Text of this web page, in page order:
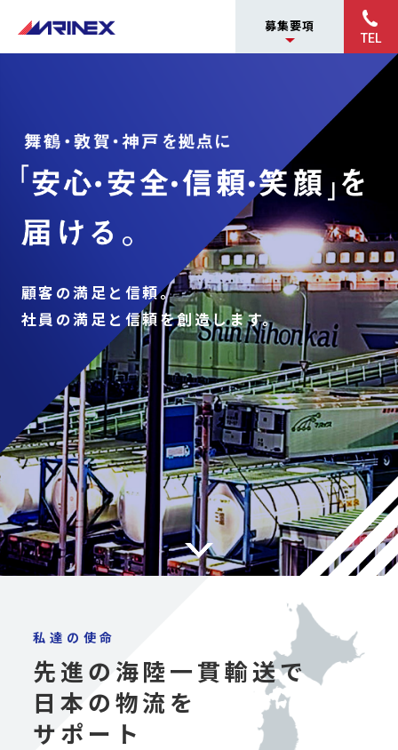
舞鶴・敦賀・神戸を拠点に
「安心・安全・信頼・笑顔」を届ける。
顧客の満足と信頼。
社員の満足と信頼を創造します。
MARINEX
ポートサー
ビス株式会
社
募集要項
TEL
私達の使命
先進の海陸一貫輸送で
日本の物流を
サポート